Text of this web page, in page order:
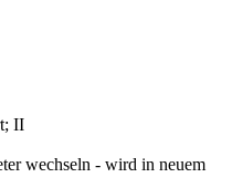
II
wechseln - wird in neuem